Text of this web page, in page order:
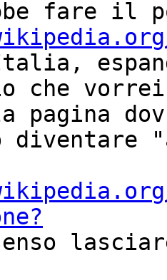
che
diventare
senso